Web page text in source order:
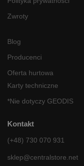
Zwroty
Blog
Producenci
Oferta hurtowa
Karty techniczne
*Nie dotyczy GEODIS
Kontakt
(+48) 730 070 931
sklep@centralstore.net